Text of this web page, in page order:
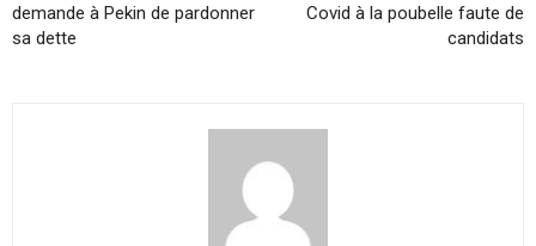
demande à Pekin de pardonner
sa dette
Covid à la poubelle faute de
candidats